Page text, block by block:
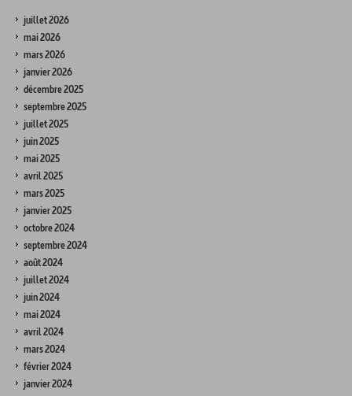
juillet 2026
mai 2026
mars 2026
janvier 2026
décembre 2025
septembre 2025
juillet 2025
juin 2025
mai 2025
avril 2025
mars 2025
janvier 2025
octobre 2024
septembre 2024
août 2024
juillet 2024
juin 2024
mai 2024
avril 2024
mars 2024
février 2024
janvier 2024